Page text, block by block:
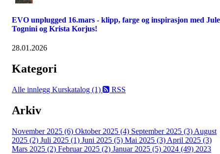
EVO unplugged 16.mars - klipp, farge og inspirasjon med
Tognini og Krista Korjus!
28.01.2026
Kategori
Alle innlegg Kurskatalog (1) RSS
Arkiv
November 2025 (6) Oktober 2025 (4) September 2025 (3) August
2025 (2) Juli 2025 (1) Juni 2025 (5) Mai 2025 (3) April 2025 (3)
Mars 2025 (2) Februar 2025 (2) Januar 2025 (5) 2024 (49) 2023